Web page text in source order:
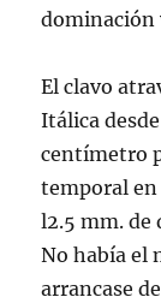
dominación
El clavo
Itálica
centímetro
temporal
l2.5 mm. de
No había el
arrancase